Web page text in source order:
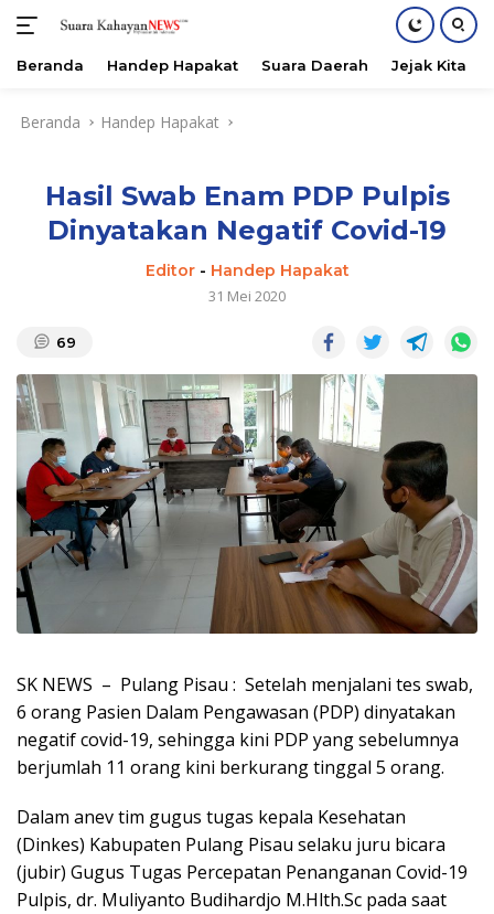
Beranda Handep Hapakat Suara Daerah Jejak Kita
Beranda Handep Hapakat
Hasil Swab Enam PDP Pulpis
Dinyatakan Negatif Covid-19
Editor- Handep Hapakat
31 Mei 2020
69
SK NEWS – Pulang Pisau : Setelah menjalani tes swab,
6 orang Pasien Dalam Pengawasan (PDP) dinyatakan
negatif covid-19, sehingga kini PDP yang sebelumnya
berjumlah 11 orang kini berkurang tinggal 5 orang.
Dalam anev tim gugus tugas kepala Kesehatan
(Dinkes) Kabupaten Pulang Pisau selaku juru bicara
(jubir) Gugus Tugas Percepatan Penanganan Covid-19
Pulpis, dr. Muliyanto Budihardjo M.Hlth.Sc pada saat